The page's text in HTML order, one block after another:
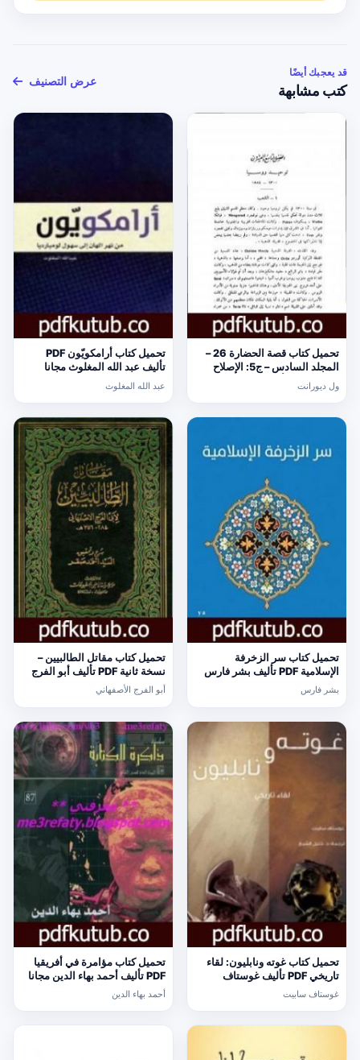
قد يعجبك أيضًا
كتب مشابهة
عرض التصنيف
تحميل كتاب قصة الحضارة 26 –
المجلد السادس – ج5: الإصلاح
مجانا [كامل]
ول ديورانت
تحميل كتاب أرامكويّون PDF
تأليف عبد الله المغلوث مجانا
[كامل]
عبد الله المغلوث
تحميل كتاب سر الزخرفة
الإسلامية PDF تأليف بشر فارس
مجانا [كامل]
بشر فارس
تحميل كتاب مقاتل الطالبيين –
نسخة ثانية PDF تأليف أبو الفرج
الأصفهاني مجانا [كامل]
أبو الفرج الأصفهاني
تحميل كتاب غوته ونابليون: لقاء
تاريخي PDF تأليف غوستاف
سابيت مجانا [كامل]
غوستاف سابيت
تحميل كتاب مؤامرة في أفريقيا
PDF تأليف أحمد بهاء الدين مجانا
[كامل]
أحمد بهاء الدين